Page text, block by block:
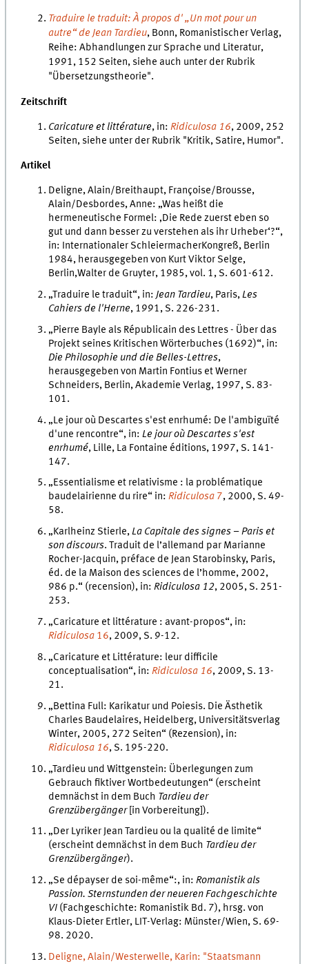
Traduire le traduit: À propos d' „Un mot pour un
autre“ de Jean Tardieu, Bonn, Romanistischer Verlag,
Reihe: Abhandlungen zur Sprache und Literatur,
1991, 152 Seiten, siehe auch unter der Rubrik
"Übersetzungstheorie".
Zeitschrift
Caricature et littérature, in:Ridiculosa 16, 2009, 252
Seiten, siehe unter der Rubrik "Kritik, Satire, Humor".
Artikel
Deligne, Alain/Breithaupt, Françoise/Brousse,
Alain/Desbordes, Anne: „Was heißt die
hermeneutische Formel: ‚Die Rede zuerst eben so
gut und dann besser zu verstehen als ihr Urheber‘?“,
in: Internationaler SchleiermacherKongreß, Berlin
1984, herausgegeben von Kurt Viktor Selge,
Berlin,Walter de Gruyter, 1985, vol. 1, S. 601-612.
„Traduire le traduit“, in:Jean Tardieu, Paris,Les
Cahiers de l'Herne, 1991, S. 226-231.
„Pierre Bayle als Républicain des Lettres - Über das
Projekt seines Kritischen Wörterbuches (1692)“, in:
Die Philosophie und die Belles-Lettres,
herausgegeben von Martin Fontius et Werner
Schneiders, Berlin, Akademie Verlag, 1997, S. 83-
101.
„Le jour où Descartes s'est enrhumé: De l'ambiguïté
d'une rencontre“, in:Le jour où Descartes s'est
enrhumé, Lille, La Fontaine éditions, 1997, S. 141-
147.
„Essentialisme et relativisme : la problématique
baudelairienne du rire“ in:Ridiculosa 7, 2000, S. 49-
58.
„Karlheinz Stierle,La Capitale des signes – Paris et
son discours. Traduit de l’allemand par Marianne
Rocher-Jacquin, préface de Jean Starobinsky, Paris,
éd. de la Maison des sciences de l’homme, 2002,
986 p.“ (recension), in:Ridiculosa 12, 2005, S. 251-
253.
„Caricature et littérature : avant-propos“, in:
Ridiculosa 16, 2009, S. 9-12.
„Caricature et Littérature: leur difficile
conceptualisation“, in: Ridiculosa 16, 2009, S. 13-
21.
„Bettina Full: Karikatur und Poiesis. Die Ästhetik
Charles Baudelaires, Heidelberg, Universitätsverlag
Winter, 2005, 272 Seiten“ (Rezension), in:
Ridiculosa 16, S. 195-220.
„Tardieu und Wittgenstein: Überlegungen zum
Gebrauch fiktiver Wortbedeutungen“ (erscheint
demnächst in dem Buch Tardieu der
Grenzübergänger [in Vorbereitung]).
„Der Lyriker Jean Tardieu ou la qualité de limite“
(erscheint demnächst in dem Buch Tardieu der
Grenzübergänger).
„Se dépayser de soi-même“:, in:Romanistik als
Passion. Sternstunden der neueren Fachgeschichte
VI (Fachgeschichte: Romanistik Bd. 7), hrsg. von
Klaus-Dieter Ertler, LIT-Verlag: Münster/Wien, S. 69-
98. 2020.
Deligne, Alain/Westerwelle, Karin: "Staatsmann